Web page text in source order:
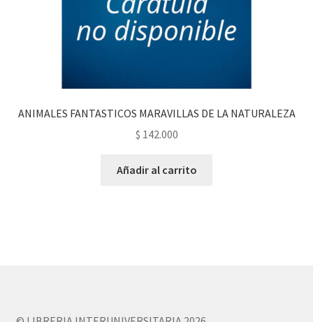
ANIMALES FANTASTICOS MARAVILLAS DE LA NATURALEZA
$ 142.000
Añadir al carrito